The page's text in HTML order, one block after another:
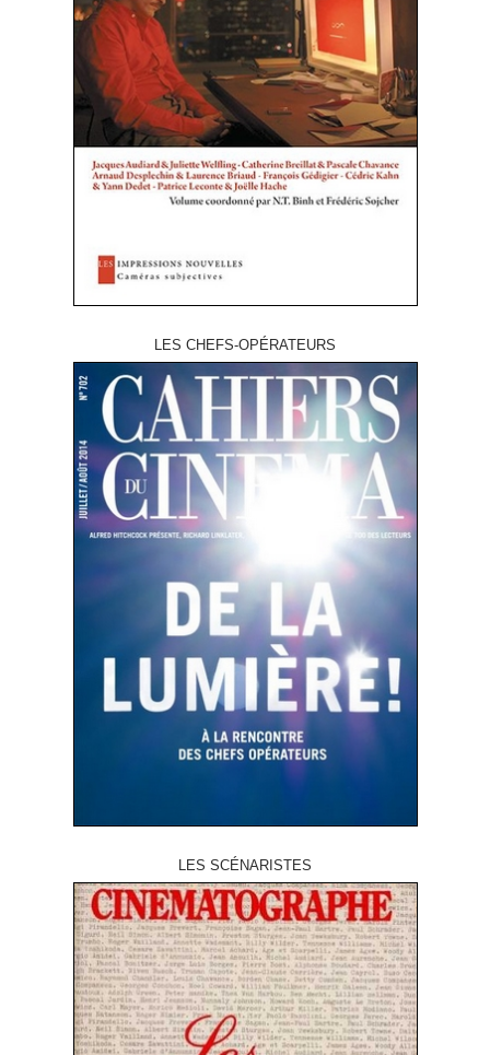
LES CHEFS-OPÉRATEURS
LES SCÉNARISTES